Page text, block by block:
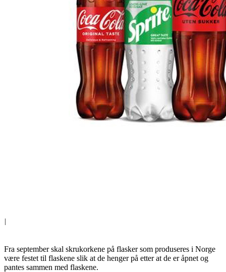
|
Fra september skal skrukorkene på flasker som produseres i Norge
være festet til flaskene slik at de henger på etter at de er åpnet og
pantes sammen med flaskene.